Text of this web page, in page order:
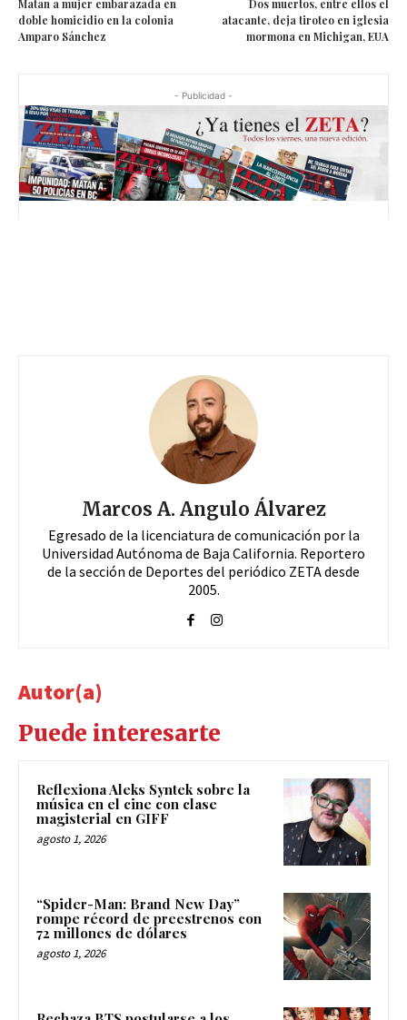
Matan a mujer embarazada en
doble homicidio en la colonia
Amparo Sánchez
Dos muertos, entre ellos el
atacante, deja tiroteo en iglesia
mormona en Michigan, EUA
- Publicidad -
Marcos A. Angulo Álvarez
Egresado de la licenciatura de comunicación por la
Universidad Autónoma de Baja California. Reportero
de la sección de Deportes del periódico ZETA desde
2005.
Autor(a)
Puede interesarte
Reflexiona Aleks Syntek sobre la
música en el cine con clase
magisterial en GIFF
agosto 1, 2026
“Spider-Man: Brand New Day”
rompe récord de preestrenos con
72 millones de dólares
agosto 1, 2026